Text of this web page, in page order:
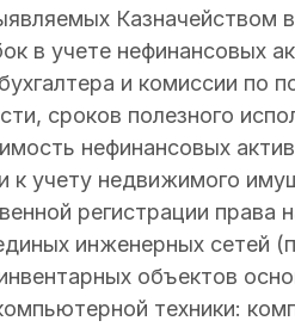
Казначейством
в учете нефинансовых
и комиссии по
сроков полезного
нефинансовых
учету недвижимого
регистрации
инженерных сетей
объектов
техники: